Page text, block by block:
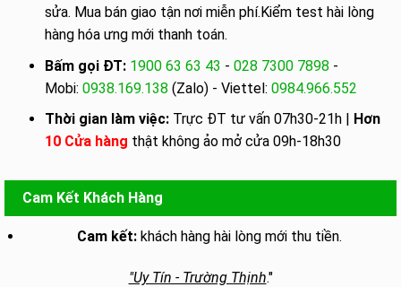
sửa. Mua bán giao tận nơi miễn phí.Kiểm test hài lòng
hàng hóa ưng mới thanh toán.
Bấm gọi ĐT: 1900 63 63 43 - 028 7300 7898 -
Mobi: 0938.169.138 (Zalo) - Viettel: 0984.966.552
Thời gian làm việc: Trực ĐT tư vấn 07h30-21h |
Hơn
10 Cửa hàng thật không ảo mở cửa 09h-18h30
Cam Kết Khách Hàng
Cam kết: khách hàng hài lòng mới thu tiền.
"Uy Tín - Trường Thịnh."